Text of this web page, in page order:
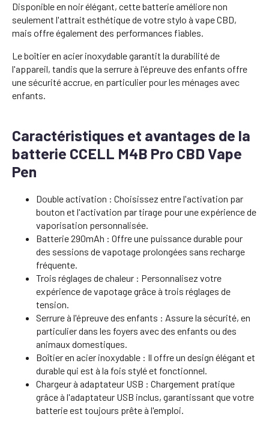
Disponible en noir élégant, cette batterie améliore non
seulement l'attrait esthétique de votre stylo à vape CBD,
mais offre également des performances fiables.
Le boîtier en acier inoxydable garantit la durabilité de
l'appareil, tandis que la serrure à l'épreuve des enfants offre
une sécurité accrue, en particulier pour les ménages avec
enfants.
Caractéristiques et avantages de la
batterie CCELL M4B Pro CBD Vape
Pen
Double activation : Choisissez entre l'activation par
bouton et l'activation par tirage pour une expérience de
vaporisation personnalisée.
Batterie 290mAh : Offre une puissance durable pour
des sessions de vapotage prolongées sans recharge
fréquente.
Trois réglages de chaleur : Personnalisez votre
expérience de vapotage grâce à trois réglages de
tension.
Serrure à l'épreuve des enfants : Assure la sécurité, en
particulier dans les foyers avec des enfants ou des
animaux domestiques.
Boîtier en acier inoxydable : Il offre un design élégant et
durable qui est à la fois stylé et fonctionnel.
Chargeur à adaptateur USB : Chargement pratique
grâce à l'adaptateur USB inclus, garantissant que votre
batterie est toujours prête à l'emploi.